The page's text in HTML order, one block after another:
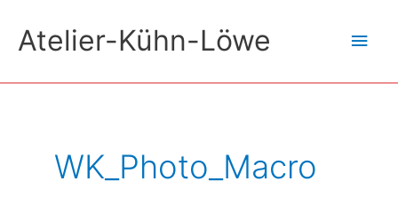
Inhalt
springen
Atelier-Kühn-Löwe
WK_Photo_Macro